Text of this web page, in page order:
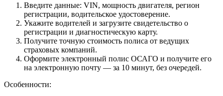
Введите данные: VIN, мощность двигателя, регион
регистрации, водительское удостоверение.
Укажите водителей и загрузите свидетельство о
регистрации и диагностическую карту.
Получите точную стоимость полиса от ведущих
страховых компаний.
Оформите электронный полис ОСАГО и получите его
на электронную почту — за 10 минут, без очередей.
Особенности: